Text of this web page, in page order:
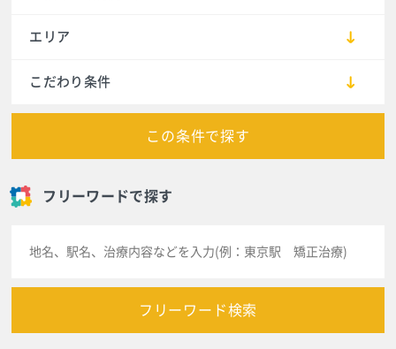
エリア
こだわり条件
この条件で探す
フリーワードで探す
フリーワード検索